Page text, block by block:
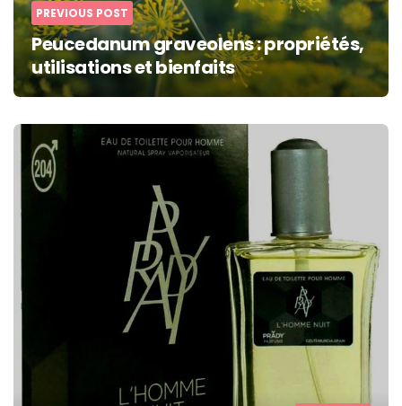
PREVIOUS POST
Peucedanum graveolens : propriétés,
utilisations et bienfaits